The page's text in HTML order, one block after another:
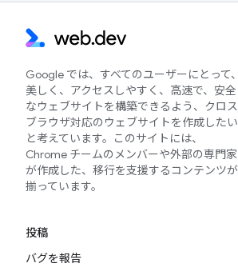
Google では、すべてのユーザーにとって、
美しく、アクセスしやすく、高速で、安全
なウェブサイトを構築できるよう、クロス
ブラウザ対応のウェブサイトを作成したい
と考えています。このサイトには、
Chrome チームのメンバーや外部の専門家
が作成した、移行を支援するコンテンツが
揃っています。
投稿
バグを報告